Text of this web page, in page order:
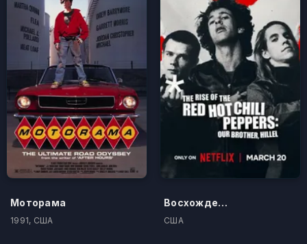
Моторама
1991, США
Восхождение Red Hot Chili Peppers: Наш брат Хиллел
США